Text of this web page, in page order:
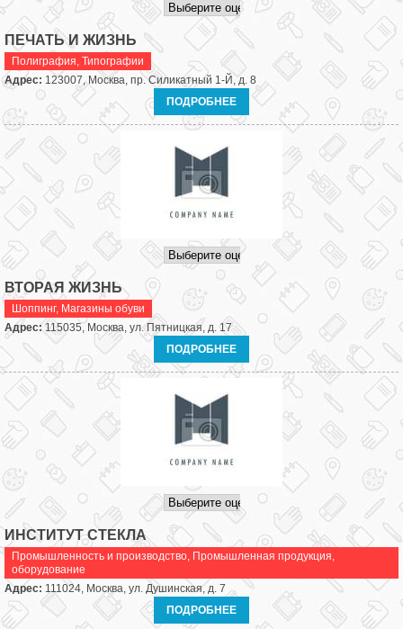
ПЕЧАТЬ И ЖИЗНЬ
Полиграфия, Типографии
Адрес: 123007, Москва, пр. Силикатный 1-Й, д. 8
ПОДРОБНЕЕ
ВТОРАЯ ЖИЗНЬ
Шоппинг, Магазины обуви
Адрес:115035, Москва, ул. Пятницкая, д. 17
ПОДРОБНЕЕ
ИНСТИТУТ СТЕКЛА
Промышленность и производство, Промышленная продукция,
оборудование
Адрес: 111024, Москва, ул. Душинская, д. 7
ПОДРОБНЕЕ